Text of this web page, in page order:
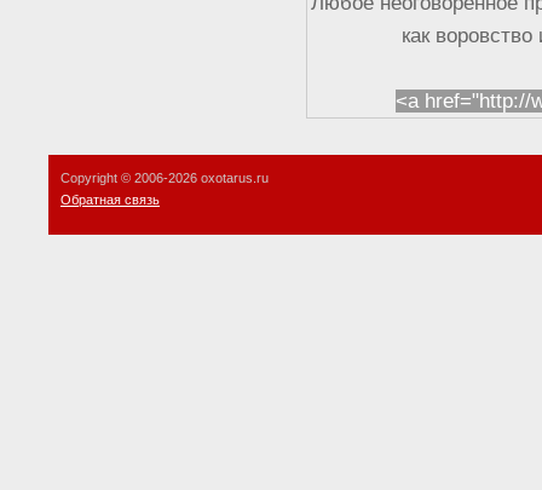
как
<a href="http://
Copyright © 2006-2026 oxotarus.ru
Обратная связь